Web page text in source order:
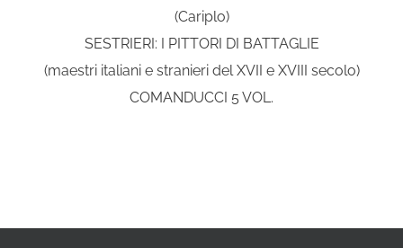
(Cariplo)
SESTRIERI: I PITTORI DI BATTAGLIE
(maestri italiani e stranieri del XVII e XVIII secolo)
COMANDUCCI 5 VOL.